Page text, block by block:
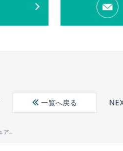
一覧へ戻る
IP Infusion、クラウドベースのセキュアなルーティングを可能にする「Virtual SD-Edge」を提供開始